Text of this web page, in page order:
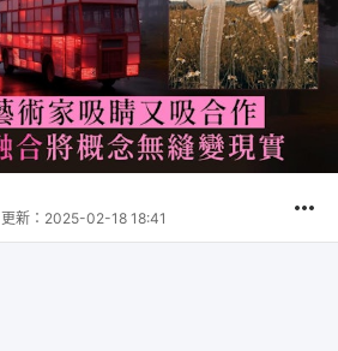
更新： 2025-02-18 18:41